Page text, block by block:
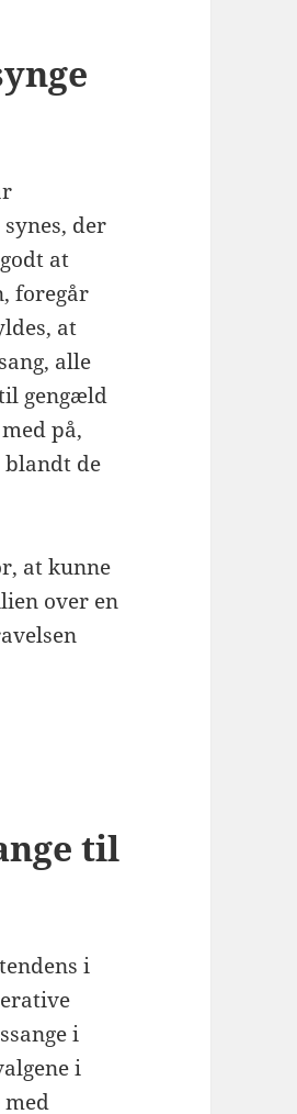
der
at
foregår
at
alle
gengæld
på,
blandt de
at kunne
over en
til
i
i
i
med